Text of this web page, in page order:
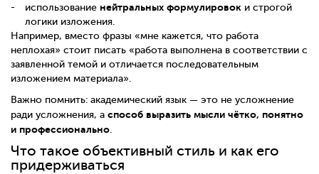
использование нейтральных формулировок и строгой
логики изложения.
Например, вместо фразы «мне кажется, что работа
неплохая» стоит писать «работа выполнена в соответствии с
заявленной темой и отличается последовательным
изложением материала».
Важно помнить: академический язык — это не усложнение
ради усложнения, а способ выразить мысли чётко, понятно
и профессионально
Что такое объективный стиль и как его
придерживаться